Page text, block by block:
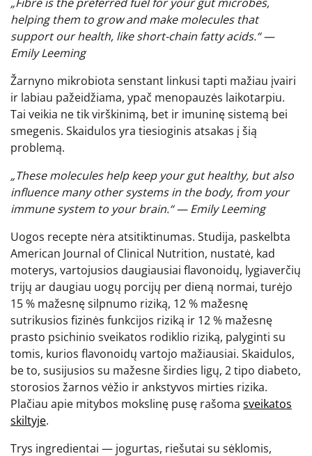
helping them to grow and make molecules that
support our health, like short-chain fatty acids.“ —
Emily Leeming
Žarnyno mikrobiota senstant linkusi tapti mažiau įvairi
ir labiau pažeidžiama, ypač menopauzės laikotarpiu.
Tai veikia ne tik virškinimą, bet ir imuninę sistemą bei
smegenis. Skaidulos yra tiesioginis atsakas į šią
problemą.
„These molecules help keep your gut healthy, but also
influence many other systems in the body, from your
immune system to your brain.“ — Emily Leeming
Uogos recepte nėra atsitiktinumas. Studija, paskelbta
American Journal of Clinical Nutrition, nustatė, kad
moterys, vartojusios daugiausiai flavonoidų, lygiaverčių
trijų ar daugiau uogų porcijų per dieną normai, turėjo
15 % mažesnę silpnumo riziką, 12 % mažesnę
sutrikusios fizinės funkcijos riziką ir 12 % mažesnę
prasto psichinio sveikatos rodiklio riziką, palyginti su
tomis, kurios flavonoidų vartojo mažiausiai. Skaidulos,
be to, susijusios su mažesne širdies ligų, 2 tipo diabeto,
storosios žarnos vėžio ir ankstyvos mirties rizika.
Plačiau apie mitybos mokslinę pusę rašoma sveikatos
skiltyje.
Trys ingredientai — jogurtas, riešutai su sėklomis,